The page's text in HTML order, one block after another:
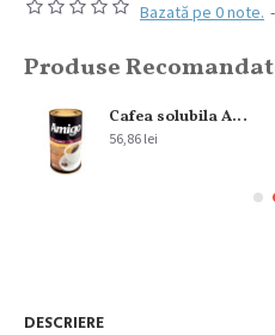
Bazată pe 0 note. -
Produse
Cafea solubila Amigo 300 g
56,86 lei
DESCRIERE